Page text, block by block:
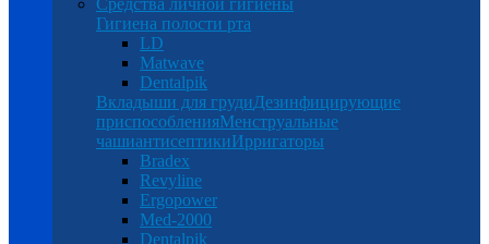
Средства личной гигиены
Гигиена полости рта
LD
Matwave
Dentalpik
Вкладыши для грудиДезинфицирующие
приспособленияМенструальные
чашиантисептикиИрригаторы
Bradex
Revyline
Ergopower
Med-2000
Dentalpik